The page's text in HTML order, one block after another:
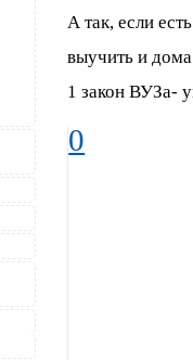
А так, если
выучить и
1 закон ВУЗа-
0